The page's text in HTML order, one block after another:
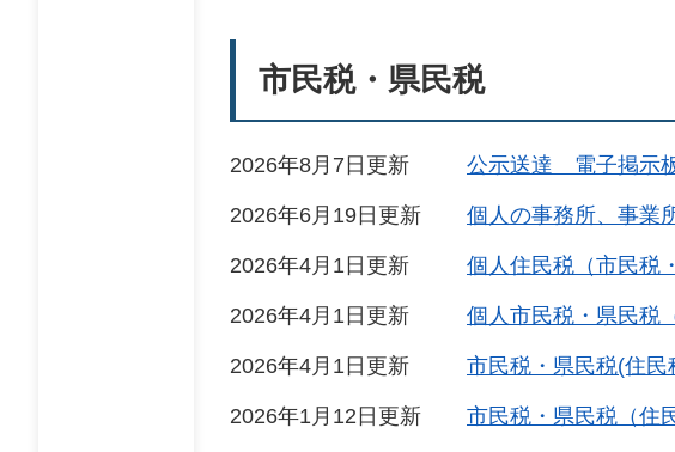
市民税・県民税
2026年8月7日更新 公示送達 電子掲示
2026年6月19日更新 個人の事務所、事業
2026年4月1日更新 個人住民税（市民税
2026年4月1日更新 個人市民税・県民税
2026年4月1日更新 市民税・県民税(住民
2026年1月12日更新 市民税・県民税（住